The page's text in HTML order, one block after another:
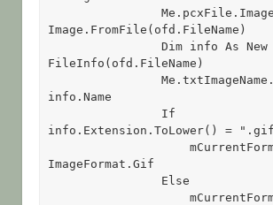
                Me.pcxFile.Image =
Image.FromFile(ofd.FileName)
                Dim info As New
FileInfo(ofd.FileName)
                Me.txtImageName.Text =
info.Name
info.Extension.ToLower() =
                    mCurrentFormat =
ImageFormat.Gif
                    mCurrentFormat =